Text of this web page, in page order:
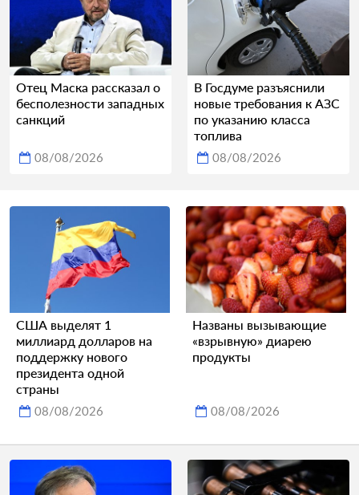
Отец Маска рассказал о
бесполезности западных
санкций
08/08/2026
В Госдуме разъяснили
новые требования к АЗС
по указанию класса
топлива
08/08/2026
США выделят 1
миллиард долларов на
поддержку нового
президента одной
страны
08/08/2026
Названы вызывающие
«взрывную» диарею
продукты
08/08/2026